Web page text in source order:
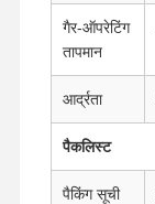
गैर-ऑपरेटिंग
तापमान
आर्द्रता
पैकलिस्ट
पैकिंग सूची